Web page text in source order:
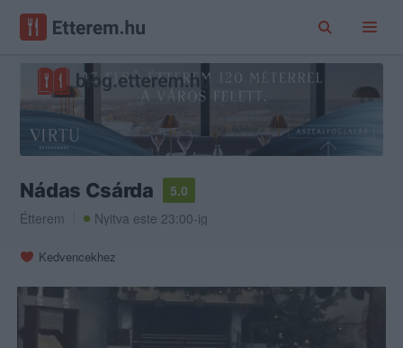
Nádas Csárda
5.0
Étterem
Nyitva este 23:00-ig
Kedvencekhez